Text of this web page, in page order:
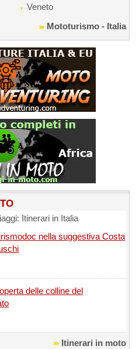
Veneto
Mototurismo - Italia
Itinerari in Italia
nella suggestiva Costa
delle colline del
Itinerari in moto